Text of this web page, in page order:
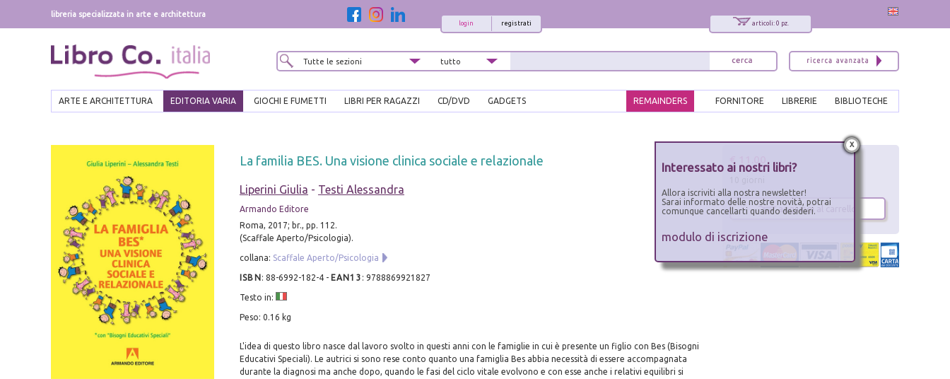
libreria specializzata in arte e architettura
articoli: 0 pz.
registrati
login
ARTE E ARCHITETTURA EDITORIA VARIA GIOCHI E FUMETTI LIBRI PER RAGAZZI CD/DVD GADGETS BIBLIOTECHE
LIBRERIE
FORNITORE
REMAINDERS
La familia BES. Una visione clinica sociale e relazionale
Liperini Giulia - Testi Alessandra
Armando Editore
Roma, 2017; br., pp. 112.
(Scaffale Aperto/Psicologia).
collana: Scaffale Aperto/Psicologia
ISBN : 88-6992-182-4- EAN13 : 9788869921827
Testo in:
Peso: 0.16 kg
L'idea di questo libro nasce dal lavoro svolto in questi anni con le famiglie in cui è presente un figlio con Bes (Bisogni
Educativi Speciali). Le autrici si sono rese conto quanto una famiglia Bes abbia necessità di essere accompagnata
durante la diagnosi ma anche dopo, quando le fasi del ciclo vitale evolvono e con esse anche i relativi equilibri si
€ 11.00
aggiungi al carrello
x
Interessato ai nostri libri?
Allora iscriviti alla nostra newsletter!
Sarai informato delle nostre novità, potrai
comunque cancellarti quando desideri.
modulo di iscrizione